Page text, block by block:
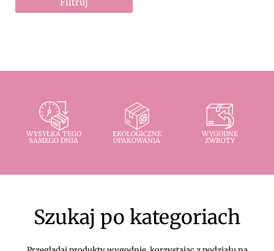
Filtruj
WYSYŁKA TEGO
SAMEGO DNIA
EKOLOGICZNE
OPAKOWANIA
WYGODNE
ZWROTY
Szukaj po kategoriach